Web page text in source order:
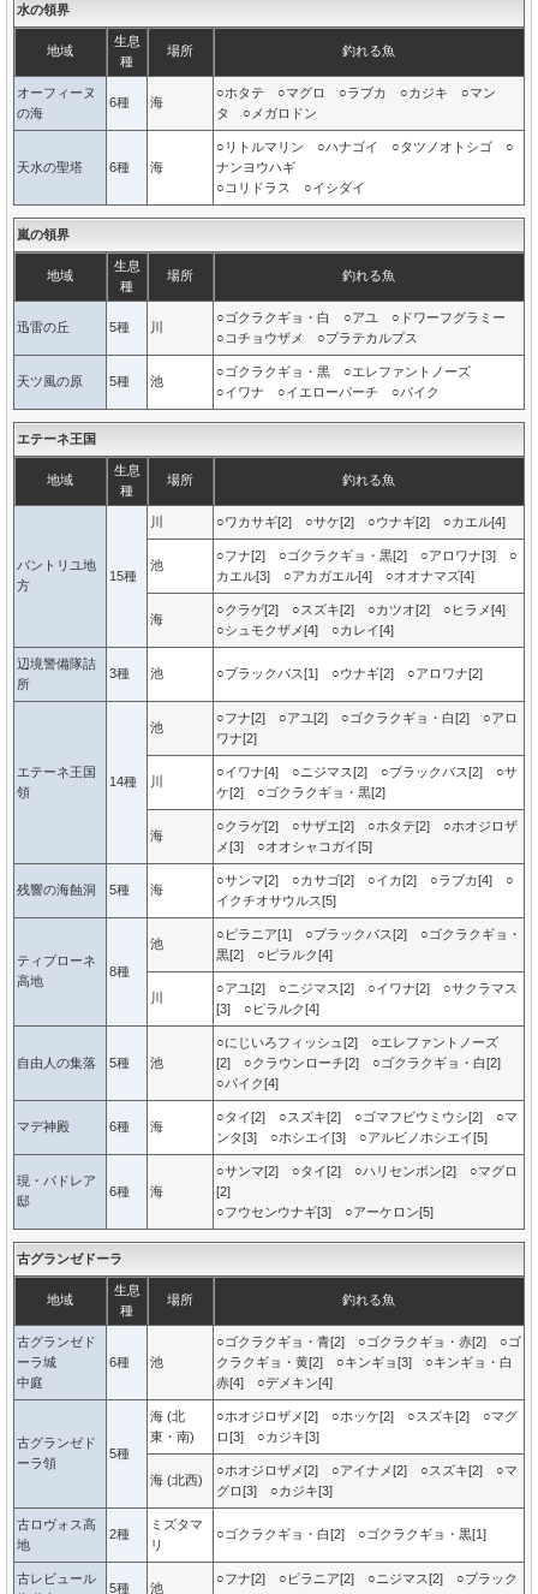
水の領界
地域
生息
種
場所 釣れる魚
オーフィーヌ
の海
6種 海
○ホタテ ○マグロ ○ラブカ ○カジキ ○マン
タ ○メガロドン
天水の聖塔 6種 海
○リトルマリン ○ハナゴイ ○タツノオトシゴ ○
ナンヨウハギ
○コリドラス ○イシダイ
嵐の領界
地域
生息
種
場所 釣れる魚
迅雷の丘 5種 川
○ゴクラクギョ・白 ○アユ ○ドワーフグラミー
○コチョウザメ ○プラテカルプス
天ツ風の原 5種 池
○ゴクラクギョ・黒 ○エレファントノーズ
○イワナ ○イエローパーチ ○パイク
エテーネ王国
地域
生息
種
場所 釣れる魚
バントリユ地
方
15種
川 ○ワカサギ[2] ○サケ[2] ○ウナギ[2] ○カエル[4]
池
○フナ[2] ○ゴクラクギョ・黒[2] ○アロワナ[3] ○
カエル[3] ○アカガエル[4] ○オオナマズ[4]
海
○クラゲ[2] ○スズキ[2] ○カツオ[2] ○ヒラメ[4]
○シュモクザメ[4] ○カレイ[4]
辺境警備隊詰
所
3種 池 ○ブラックバス[1] ○ウナギ[2] ○アロワナ[2]
エテーネ王国
領
14種
池
○フナ[2] ○アユ[2] ○ゴクラクギョ・白[2] ○アロ
ワナ[2]
川
○イワナ[4] ○ニジマス[2] ○ブラックバス[2] ○サ
ケ[2] ○ゴクラクギョ・黒[2]
海
○クラゲ[2] ○サザエ[2] ○ホタテ[2] ○ホオジロザ
メ[3] ○オオシャコガイ[5]
残響の海蝕洞 5種 海
○サンマ[2] ○カサゴ[2] ○イカ[2] ○ラブカ[4] ○
イクチオサウルス[5]
ティプローネ
高地
8種
池
○ピラニア[1] ○ブラックバス[2] ○ゴクラクギョ・
黒[2] ○ピラルク[4]
川
○アユ[2] ○ニジマス[2] ○イワナ[2] ○サクラマス
[3] ○ピラルク[4]
自由人の集落 5種 池
○にじいろフィッシュ[2] ○エレファントノーズ
[2] ○クラウンローチ[2] ○ゴクラクギョ・白[2]
○パイク[4]
マデ神殿 6種 海
○タイ[2] ○スズキ[2] ○ゴマフビウミウシ[2] ○マ
ンタ[3] ○ホシエイ[3] ○アルビノホシエイ[5]
現・パドレア
邸
6種 海
○サンマ[2] ○タイ[2] ○ハリセンボン[2] ○マグロ
[2]
○フウセンウナギ[3] ○アーケロン[5]
古グランゼドーラ
地域
生息
種
場所 釣れる魚
古グランゼド
ーラ城
中庭
6種 池
○ゴクラクギョ・青[2] ○ゴクラクギョ・赤[2] ○ゴ
クラクギョ・黄[2] ○キンギョ[3] ○キンギョ・白
赤[4] ○デメキン[4]
古グランゼド
ーラ領
5種
海 (北
東・南)
○ホオジロザメ[2] ○ホッケ[2] ○スズキ[2] ○マグ
ロ[3] ○カジキ[3]
海 (北西)
○ホオジロザメ[2] ○アイナメ[2] ○スズキ[2] ○マ
グロ[3] ○カジキ[3]
古ロヴォス高
地
2種
ミズタマ
リ
○ゴクラクギョ・白[2] ○ゴクラクギョ・黒[1]
古レビュール
5種 池
○フナ[2] ○ピラニア[2] ○ニジマス[2] ○ブラック